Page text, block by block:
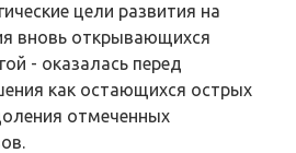
цели развития на
вновь открывающихся
- оказалась пе­ред
как остающихся острых
отмеченных